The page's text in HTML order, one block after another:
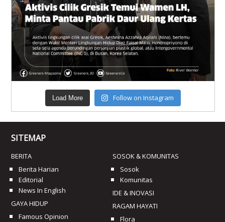
Load More Follow on Instagram
SITEMAP
BERITA
Berita Harian
Editorial
News In English
GAYA HIDUP
Famous Opinion
SOSOK & KOMUNITAS
Sosok
Komunitas
IDE & INOVASI
RAGAM HAYATI
Flora